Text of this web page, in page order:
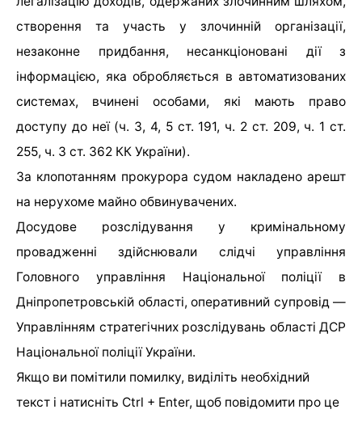
створення та участь у злочинній організації,
незаконне придбання, несанкціоновані дії з
інформацією, яка обробляється в автоматизованих
системах, вчинені особами, які мають право
доступу до неї (ч. 3, 4, 5 ст. 191, ч. 2 ст. 209, ч. 1 ст.
255, ч. 3 ст. 362 КК України).
За клопотанням прокурора судом накладено арешт
на нерухоме майно обвинувачених.
Досудове розслідування у кримінальному
провадженні здійснювали слідчі управління
Головного управління Національної поліції в
Дніпропетровській області, оперативний супровід —
Управлінням стратегічних розслідувань області ДСР
Національної поліції України.
Якщо ви помітили помилку, виділіть необхідний
текст і натисніть Ctrl + Enter, щоб повідомити про це